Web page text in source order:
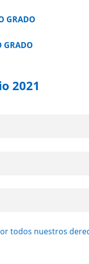
GRADO
GRADO
2021
todos nuestros